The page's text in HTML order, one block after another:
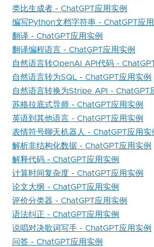
类比生成者 - ChatGPT应用实例
编写Python文档字符串 - ChatGPT应用
翻译 - ChatGPT应用实例
翻译编程语言 - ChatGPT应用实例
自然语言转OpenAI API代码 -
自然语言转为SQL - ChatGPT应用实例
自然语言转换为Stripe API - ChatGPT
苏格拉底式导师 - ChatGPT应用实例
英语到其他语言 - ChatGPT应用实例
表情符号聊天机器人 - ChatGPT应用实
解析非结构化数据 - ChatGPT应用实例
解释代码 - ChatGPT应用实例
计算时间复杂度 - ChatGPT应用实例
论文大纲 - ChatGPT应用实例
评价分类器 - ChatGPT应用实例
语法纠正 - ChatGPT应用实例
说唱对决歌词写手 - ChatGPT应用实例
问答 - ChatGPT应用实例